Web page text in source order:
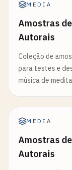
MEDIA
Amostras
Autorais
Coleção de
para testes e
música de
MEDIA
Amostras
Autorais